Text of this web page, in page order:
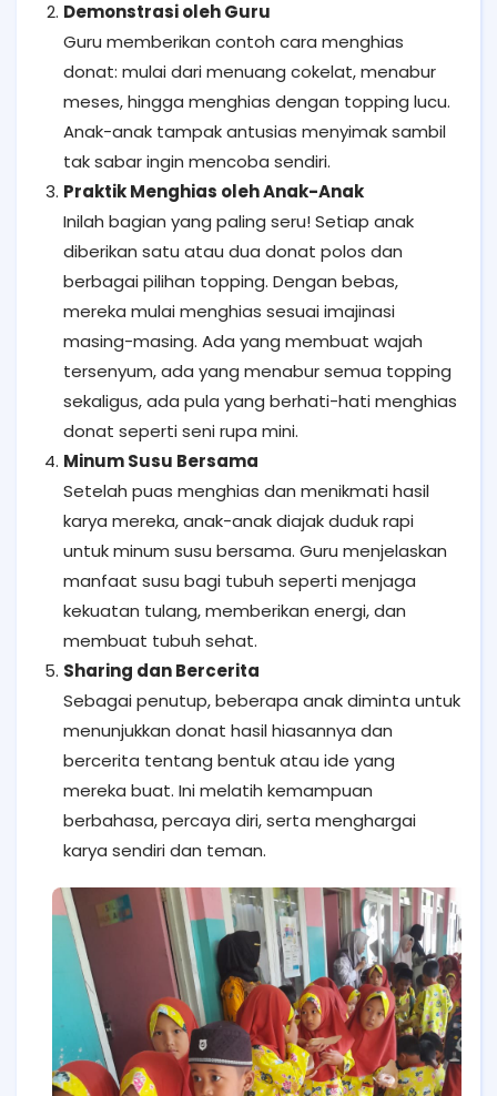
Demonstrasi oleh Guru
Guru memberikan contoh cara menghias
donat: mulai dari menuang cokelat, menabur
meses, hingga menghias dengan topping lucu.
Anak-anak tampak antusias menyimak sambil
tak sabar ingin mencoba sendiri.
Praktik Menghias oleh Anak-Anak
Inilah bagian yang paling seru! Setiap anak
diberikan satu atau dua donat polos dan
berbagai pilihan topping. Dengan bebas,
mereka mulai menghias sesuai imajinasi
masing-masing. Ada yang membuat wajah
tersenyum, ada yang menabur semua topping
sekaligus, ada pula yang berhati-hati menghias
donat seperti seni rupa mini.
Minum Susu Bersama
Setelah puas menghias dan menikmati hasil
karya mereka, anak-anak diajak duduk rapi
untuk minum susu bersama. Guru menjelaskan
manfaat susu bagi tubuh seperti menjaga
kekuatan tulang, memberikan energi, dan
membuat tubuh sehat.
Sharing dan Bercerita
Sebagai penutup, beberapa anak diminta untuk
menunjukkan donat hasil hiasannya dan
bercerita tentang bentuk atau ide yang
mereka buat. Ini melatih kemampuan
berbahasa, percaya diri, serta menghargai
karya sendiri dan teman.